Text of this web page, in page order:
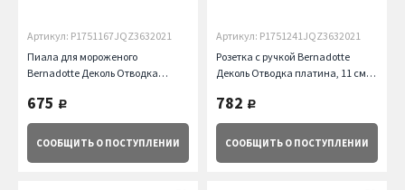
Артикул: P1751167JQZ3632021
Пиала для мороженого
Bernadotte Деколь Отводка
675 руб.
СООБЩИТЬ О ПОСТУПЛЕНИИ
Артикул: P1751241JQZ3632021
Розетка с ручкой Bernadotte
Деколь Отводка платина, 11 см
782 руб.
СООБЩИТЬ О ПОСТУПЛЕНИИ